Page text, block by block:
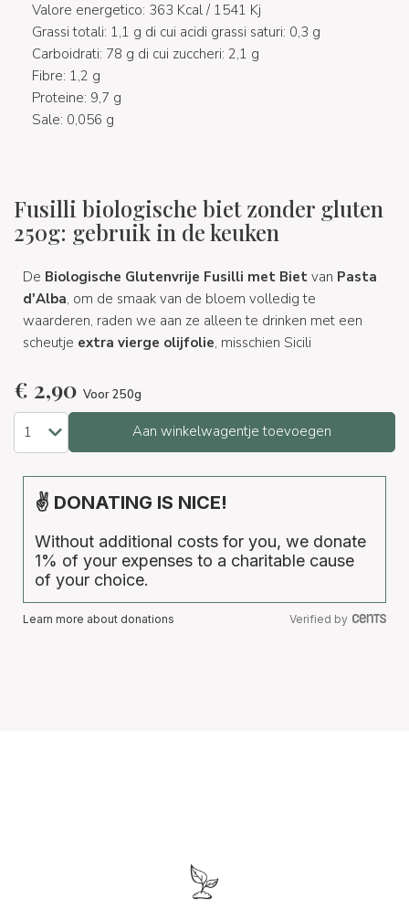
Valore energetico: 363 Kcal / 1541 Kj
Grassi totali: 1,1 g di cui acidi grassi saturi: 0,3 g
Carboidrati: 78 g di cui zuccheri: 2,1 g
Fibre: 1,2 g
Proteine: 9,7 g
Sale: 0,056 g
Fusilli biologische biet zonder gluten
250g: gebruik in de keuken
De Biologische Glutenvrije Fusilli met Biet van Pasta
d'Alba, om de smaak van de bloem volledig te
waarderen, raden we aan ze alleen te drinken met een
scheutje extra vierge olijfolie, misschien Sicili
€ 2,90 Voor 250g
Aan winkelwagentje toevoegen
✌ DONATING IS NICE!
Without additional costs for you, we donate
1% of your expenses to a charitable cause
of your choice.
Learn more about donations Verified by